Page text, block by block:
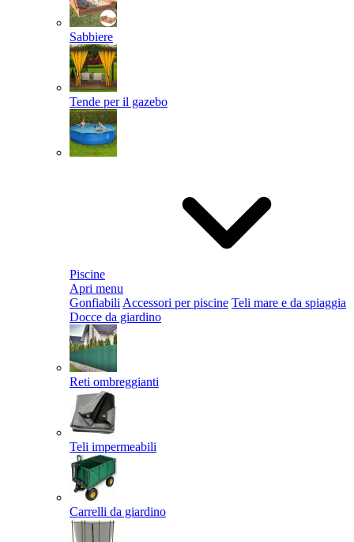
Sabbiere
Tende per il gazebo
Piscine
Apri menu
Gonfiabili Accessori per piscine Teli mare e da spiaggia
Docce da giardino
Reti ombreggianti
Teli impermeabili
Carrelli da giardino